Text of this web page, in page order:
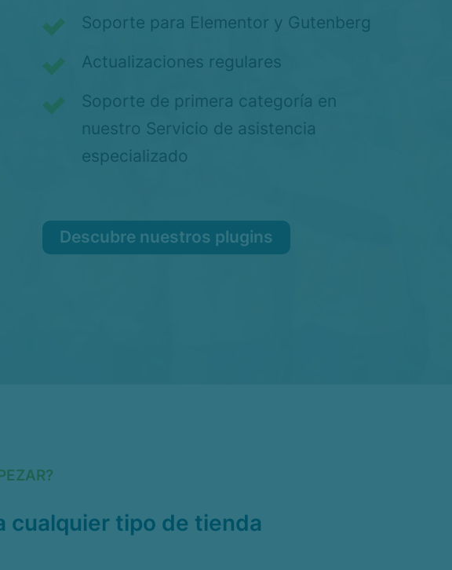
Soporte para Elementor y Gutenberg
Actualizaciones regulares
Soporte de primera categoría en
nuestro Servicio de asistencia
especializado
Descubre nuestros plugins
cualquier tipo de tienda